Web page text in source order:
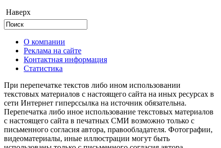
Наверх
О компании
Реклама на сайте
Контактная информация
Статистика
При перепечатке текстов либо ином использовании
текстовых материалов с настоящего сайта на иных ресурсах в
сети Интернет гиперссылка на источник обязательна.
Перепечатка либо иное использование текстовых материалов
с настоящего сайта в печатных СМИ возможно только с
письменного согласия автора, правообладателя. Фотографии,
видеоматериалы, иные иллюстрации могут быть